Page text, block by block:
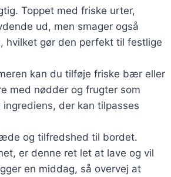
Toppet med friske urter,
ud, men smager også
hvilket gør den perfekt til festlige
kan du tilføje friske bær eller
med nødder og frugter som
der kan tilpasses
og tilfredshed til bordet.
er denne ret let at lave og vil
en middag, så overvej at